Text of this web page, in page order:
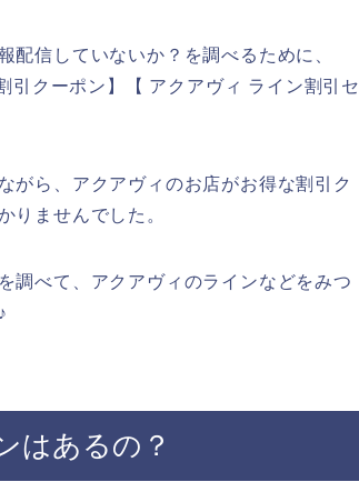
配信していないか？を調べるために、
引クーポン】【 アクアヴィ ライン割引セ
がら、アクアヴィのお店がお得な割引ク
りませんでした。
調べて、アクアヴィのラインなどをみつ
はあるの？